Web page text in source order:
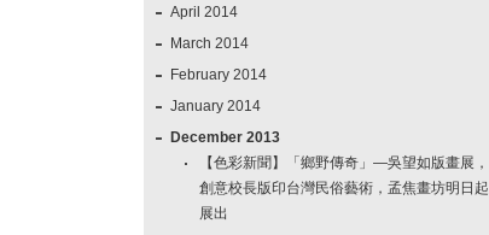
April 2014
March 2014
February 2014
January 2014
December 2013
【色彩新聞】「鄉野傳奇」—吳望如版畫展，
創意校長版印台灣民俗藝術，孟焦畫坊明日起
展出